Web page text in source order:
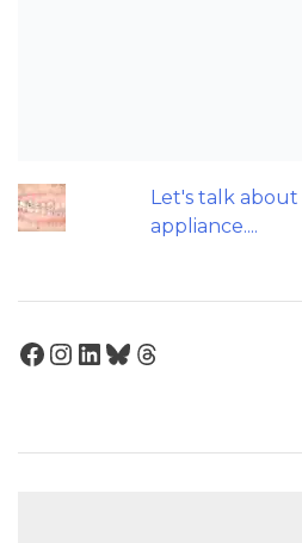
Let's talk
appliance....
Facebook
Instagram
LinkedIn
Bluesky
Threads